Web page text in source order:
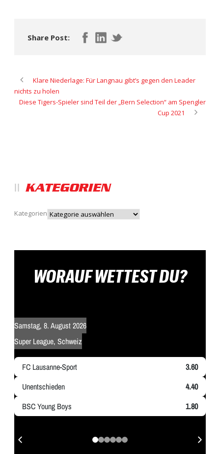
Share Post:
Klare Niederlage: Für Langnau gibt’s gegen den Leader
nichts zu holen
Diese Tigers-Spieler sind Teil der „Bern Selection“ am Spengler
Cup 2021
KATEGORIEN
Kategorien